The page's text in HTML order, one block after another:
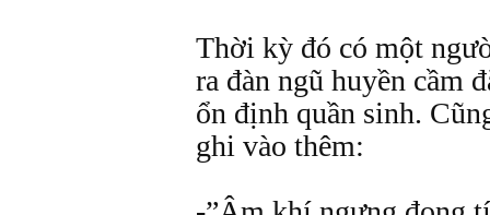
Thời kỳ đó có một
ra đàn ngũ huyền cầm
ổn định quần sinh.
ghi vào thêm: